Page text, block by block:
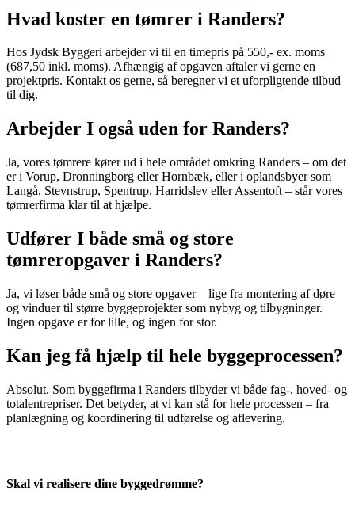
Hvad koster en tømrer i Randers?
Hos Jydsk Byggeri arbejder vi til en timepris på 550,- ex. moms
(687,50 inkl. moms). Afhængig af opgaven aftaler vi gerne en
projektpris. Kontakt os gerne, så beregner vi et uforpligtende tilbud
til dig.
Arbejder I også uden for Randers?
Ja, vores tømrere kører ud i hele området omkring Randers – om det
er i Vorup, Dronningborg eller Hornbæk, eller i oplandsbyer som
Langå, Stevnstrup, Spentrup, Harridslev eller Assentoft – står vores
tømrerfirma klar til at hjælpe.
Udfører I både små og store
tømreropgaver i Randers?
Ja, vi løser både små og store opgaver – lige fra montering af døre
og vinduer til større byggeprojekter som nybyg og tilbygninger.
Ingen opgave er for lille, og ingen for stor.
Kan jeg få hjælp til hele byggeprocessen?
Absolut. Som byggefirma i Randers tilbyder vi både fag-, hoved- og
totalentrepriser. Det betyder, at vi kan stå for hele processen – fra
planlægning og koordinering til udførelse og aflevering.
Skal vi realisere dine byggedrømme?